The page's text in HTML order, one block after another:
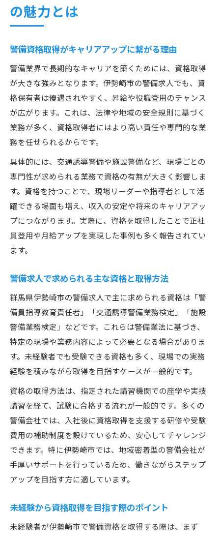
の魅力とは
警備資格取得がキャリアアップに繋がる理由
警備業界で長期的なキャリアを築くためには、資格取得
が大きな強みとなります。伊勢崎市の警備求人でも、資
格保有者は優遇されやすく、昇給や役職登用のチャンス
が広がります。これは、法律や地域の安全規則に基づく
業務が多く、資格取得者にはより高い責任や専門的な業
務を任せられるからです。
具体的には、交通誘導警備や施設警備など、現場ごとの
専門性が求められる業務で資格の有無が大きく影響しま
す。資格を持つことで、現場リーダーや指導者として活
躍できる場面も増え、収入の安定や将来のキャリアアッ
プにつながります。実際に、資格を取得したことで正社
員登用や月給アップを実現した事例も多く報告されてい
ます。
警備求人で求められる主な資格と取得方法
群馬県伊勢崎市の警備求人で主に求められる資格は「警
備員指導教育責任者」「交通誘導警備業務検定」「施設
警備業務検定」などです。これらは警備業法に基づき、
特定の現場や業務内容によって必要となる場合がありま
す。未経験者でも受験できる資格も多く、現場での実務
経験を積みながら取得を目指すケースが一般的です。
資格の取得方法は、指定された講習機関での座学や実技
講習を経て、試験に合格する流れが一般的です。多くの
警備会社では、入社後に資格取得を支援する研修や受験
費用の補助制度を設けているため、安心してチャレンジ
できます。特に伊勢崎市では、地域密着型の警備会社が
手厚いサポートを行っているため、働きながらステップ
アップを目指す方に適しています。
未経験から資格取得を目指す際のポイント
未経験者が伊勢崎市で警備資格を取得する際は、まず